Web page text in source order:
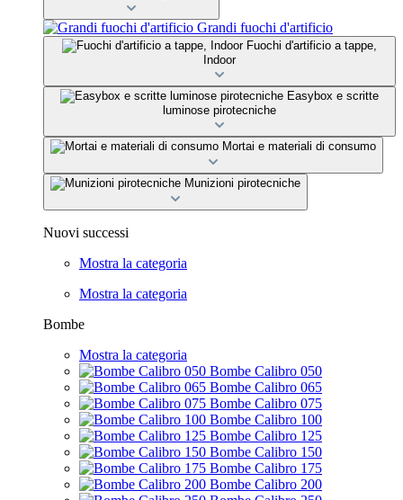
Grandi fuochi d'artificio
Fuochi d'artificio a tappe,
Indoor
Easybox e scritte
luminose pirotecniche
Mortai e materiali di consumo
Munizioni pirotecniche
Nuovi successi
Mostra la categoria
Mostra la categoria
Bombe
Mostra la categoria
Bombe Calibro 050
Bombe Calibro 065
Bombe Calibro 075
Bombe Calibro 100
Bombe Calibro 125
Bombe Calibro 150
Bombe Calibro 175
Bombe Calibro 200